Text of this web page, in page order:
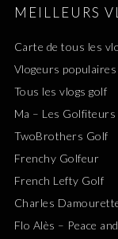
MEILLEURS
Carte de tous les
Vlogeurs populaires
Tous les vlogs golf
Ma – Les Golfiteurs
TwoBrothers Golf
Frenchy Golfeur
French Lefty Golf
Charles
Flo Alès – Peace